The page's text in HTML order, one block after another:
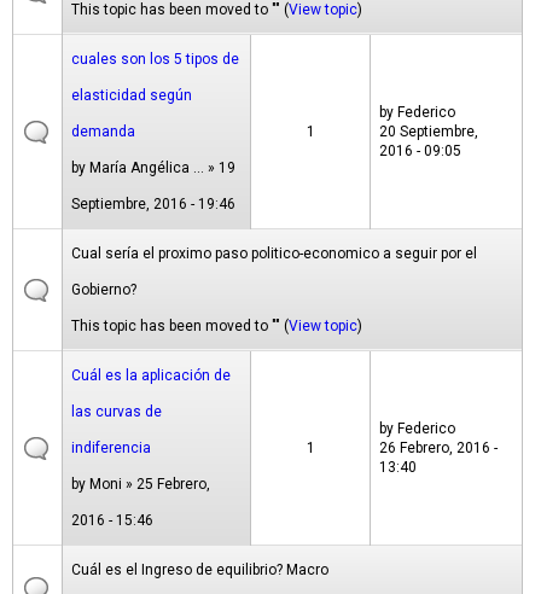
This topic has been moved to "" (View topic)
cuales son los 5 tipos de
elasticidad según
demanda
by María Angélica ... » 19
Septiembre, 2016 - 19:46
1
by Federico
20 Septiembre,
2016 - 09:05
Cual sería el proximo paso politico-economico a seguir por el
Gobierno?
This topic has been moved to "" (View topic)
Cuál es la aplicación de
las curvas de
indiferencia
by Moni » 25 Febrero,
2016 - 15:46
1
by Federico
26 Febrero, 2016 -
13:40
Cuál es el Ingreso de equilibrio? Macro